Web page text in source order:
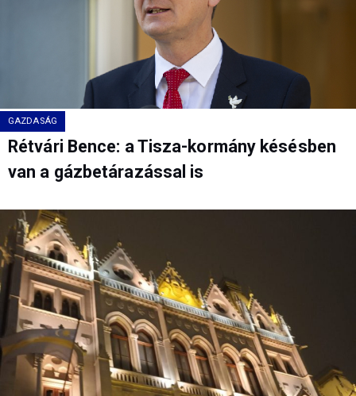
GAZDASÁG
Rétvári Bence: a Tisza-kormány késésben
van a gázbetárazással is